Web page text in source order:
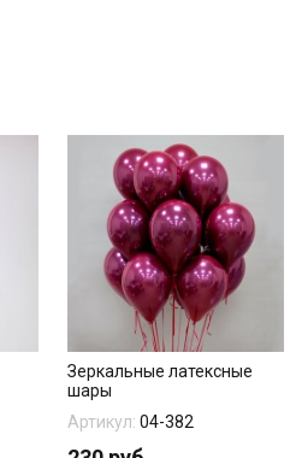
Зеркальные латексные
шары
Артикул: 04-382